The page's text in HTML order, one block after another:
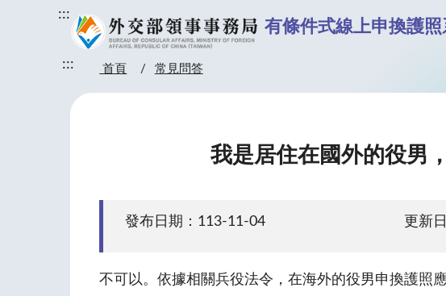
:::
有條件式線上申換護照
::: 首頁 常見問答
我是居住在國外的役男
發布日期：113-11-04 更新
不可以。依據相關兵役法令，在海外的役男申換護照